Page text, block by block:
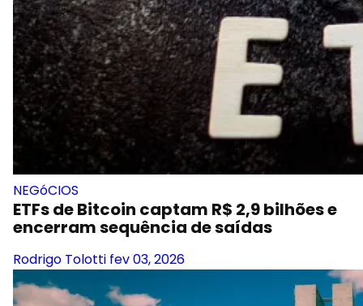
NEGóCIOS
ETFs de Bitcoin captam R$ 2,9 bilhões e
encerram sequência de saídas
Rodrigo Tolotti fev 03, 2026